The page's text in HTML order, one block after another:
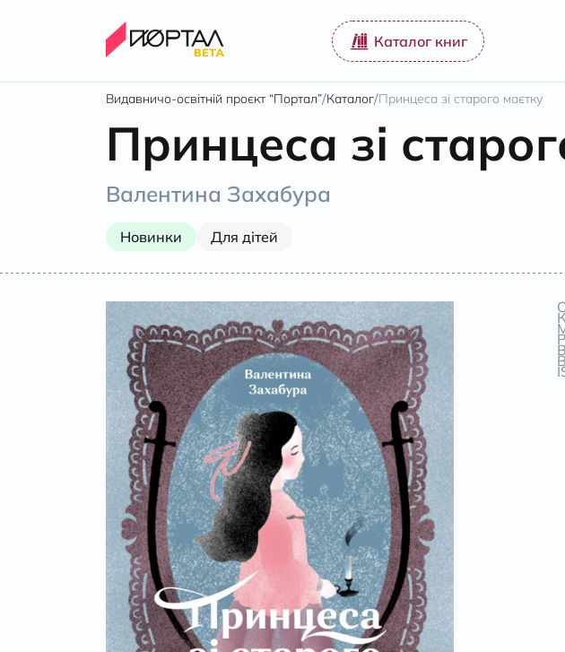
Каталог книг
Видавничо-освітній проєкт “Портал”/Каталог/Принцеса зі старого маєтку
Принцеса зі
Валентина Захабура
Новинки Для дітей